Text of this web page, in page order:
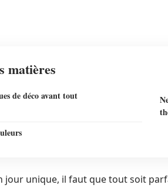
matières
de déco avant tout
jour unique, il faut que tout soit